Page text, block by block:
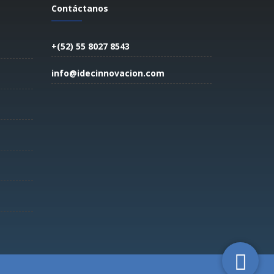
Contáctanos
+(52) 55 8027 8543
info@idecinnovacion.com